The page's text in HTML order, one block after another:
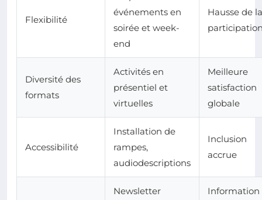
Flexibilité
événements en
soirée et week-
end
Hausse de la
Diversité des
formats
Activités en
présentiel et
virtuelles
Meilleure
satisfaction
globale
Accessibilité
Installation de
rampes,
audiodescriptions
Inclusion
accrue
Newsletter
Information